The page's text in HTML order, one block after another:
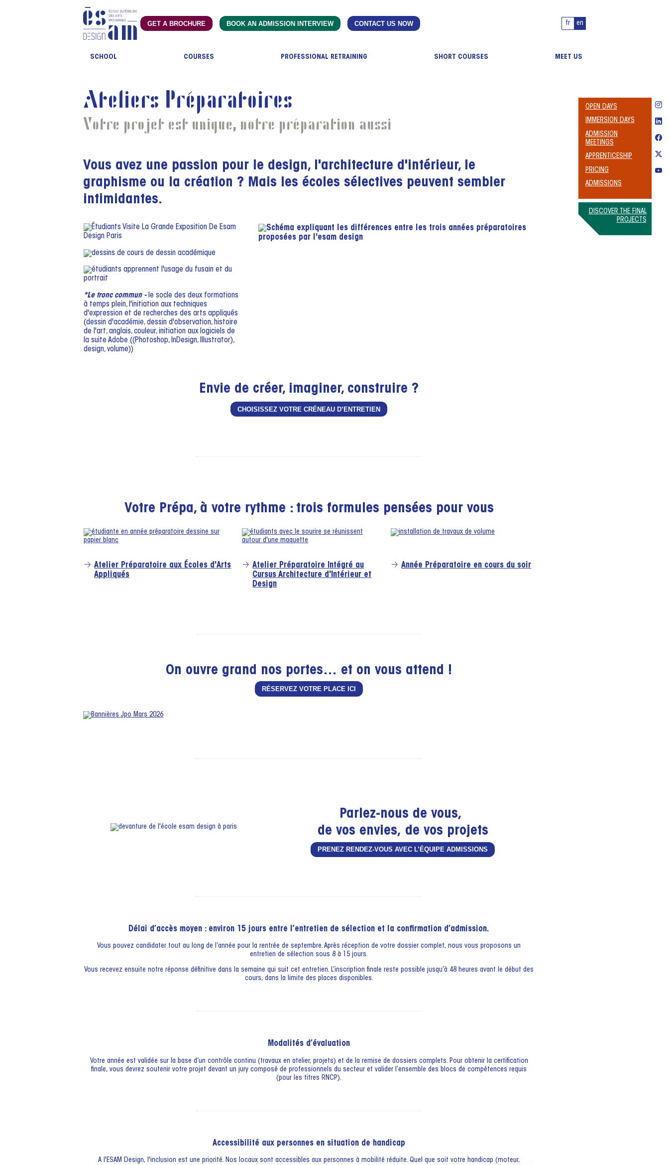
GET A BROCHURE BOOK AN ADMISSION INTERVIEW CONTACT US NOW fr en
SCHOOL COURSES PROFESSIONAL RETRAINING SHORT COURSES MEET US
OPEN DAYS
IMMERSION DAYS
ADMISSION
MEETINGS
APPRENTICESHIP
PRICING
ADMISSIONS
DISCOVER THE FINAL
PROJECTS
Ateliers Préparatoires
Votre projet est unique, notre préparation aussi
Vous avez une passion pour le design, l'architecture d'intérieur, le
graphisme ou la création ? Mais les écoles sélectives peuvent sembler
intimidantes.
*Le tronc commun - le socle des deux formations
à temps plein, l'initiation aux techniques
d'expression et de recherches des arts appliqués
(dessin d'académie, dessin d'observation, histoire
de l'art, anglais, couleur, initiation aux logiciels de
la suite Adobe ((Photoshop, InDesign, Illustrator),
design, volume))
Envie de créer, imaginer, construire ?
CHOISISSEZ VOTRE CRÉNEAU D’ENTRETIEN
Votre Prépa, à votre rythme : trois formules pensées pour vous
Atelier Préparatoire aux Écoles d'Arts
Appliqués
Atelier Préparatoire Intégré au
Cursus Architecture d'Intérieur et
Design
Année Préparatoire en cours du soir
On ouvre grand nos portes… et on vous attend !
RÉSERVEZ VOTRE PLACE ICI
Parlez-nous de vous,
de vos envies, de vos projets
PRENEZ RENDEZ-VOUS AVEC L’ÉQUIPE ADMISSIONS
Délai d’accès moyen : environ 15 jours entre l’entretien de sélection et la confirmation d’admission.
Vous pouvez candidater tout au long de l’année pour la rentrée de septembre. Après réception de votre dossier complet, nous vous proposons un
entretien de sélection sous 8 à 15 jours.
Vous recevez ensuite notre réponse définitive dans la semaine qui suit cet entretien. L’inscription finale reste possible jusqu’à 48 heures avant le début des
cours, dans la limite des places disponibles.
Modalités d’évaluation
Votre année est validée sur la base d’un contrôle continu (travaux en atelier, projets) et de la remise de dossiers complets. Pour obtenir la certification
finale, vous devrez soutenir votre projet devant un jury composé de professionnels du secteur et valider l’ensemble des blocs de compétences requis
(pour les titres RNCP).
Accessibilité aux personnes en situation de handicap
A l'ESAM Design, l'inclusion est une priorité. Nos locaux sont accessibles aux personnes à mobilité réduite. Quel que soit votre handicap (moteur,